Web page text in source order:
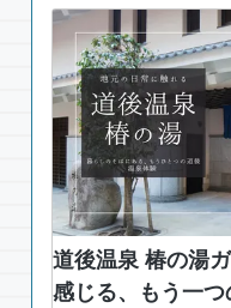
道後温泉 椿の湯
感じる、もう一